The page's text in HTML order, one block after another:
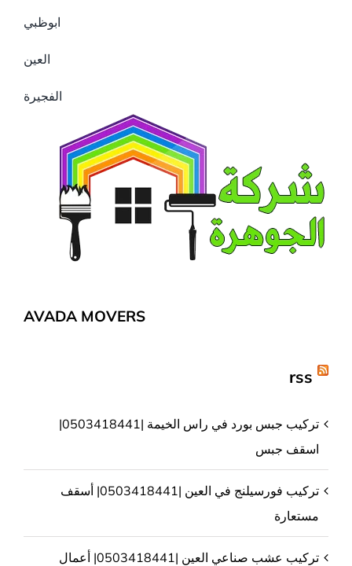
ابوظبي
العين
الفجيرة
AVADA MOVERS
rss
تركيب جبس بورد في راس الخيمة |0503418441|
اسقف جبس
تركيب فورسيلنج في العين |0503418441| أسقف
مستعارة
تركيب عشب صناعي العين |0503418441| أعمال